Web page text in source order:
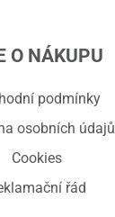
O NÁKUPU
podmínky
osobních údajů
Cookies
řád